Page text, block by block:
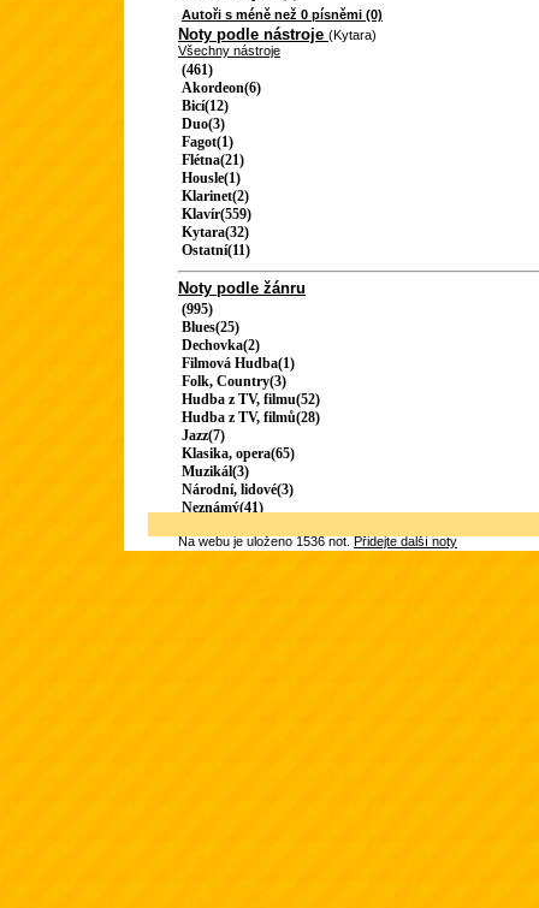
Autoři s méně než 0 písněmi (0)
Noty podle nástroje (Kytara)
Všechny nástroje
(461)
Akordeon(6)
Bicí(12)
Duo(3)
Fagot(1)
Flétna(21)
Housle(1)
Klarinet(2)
Klavír(559)
Kytara(32)
Ostatní(11)
Noty podle žánru
(995)
Blues(25)
Dechovka(2)
Filmová Hudba(1)
Folk, Country(3)
Hudba z TV, filmu(52)
Hudba z TV, filmů(28)
Jazz(7)
Klasika, opera(65)
Muzikál(3)
Národní, lidové(3)
Neznámý(41)
Na webu je uloženo 1536 not.Přidejte další noty